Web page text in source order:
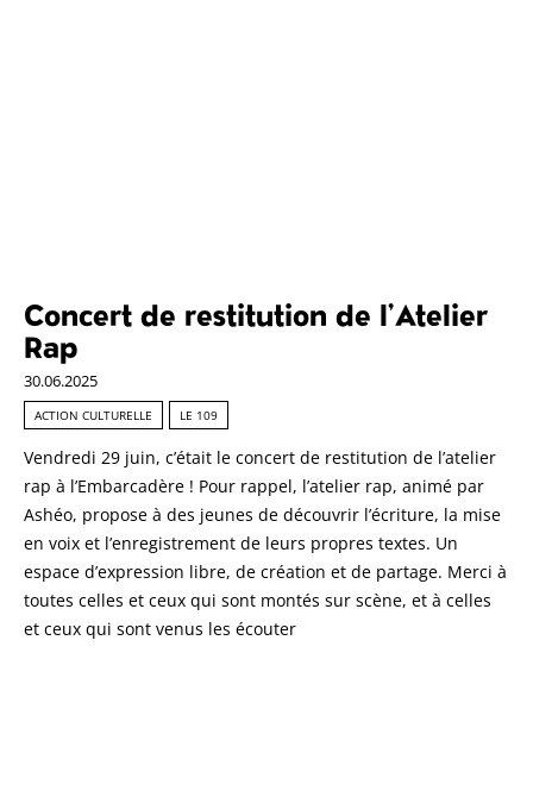
Concert de restitution de l’Atelier
Rap
30.06.2025
ACTION CULTURELLE LE 109
Vendredi 29 juin, c’était le concert de restitution de l’atelier
rap à l’Embarcadère ! Pour rappel, l’atelier rap, animé par
Ashéo, propose à des jeunes de découvrir l’écriture, la mise
en voix et l’enregistrement de leurs propres textes. Un
espace d’expression libre, de création et de partage. Merci à
toutes celles et ceux qui sont montés sur scène, et à celles
et ceux qui sont venus les écouter